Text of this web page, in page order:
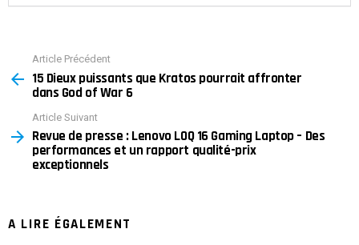
more
Article Précédent
15 Dieux puissants que Kratos pourrait affronter
dans God of War 6
Article Suivant
Revue de presse : Lenovo LOQ 16 Gaming Laptop – Des
performances et un rapport qualité-prix
exceptionnels
A LIRE ÉGALEMENT